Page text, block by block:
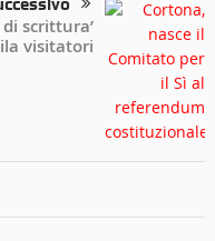
scrittura’
visitatori